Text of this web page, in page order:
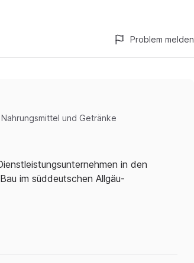
Problem melden
und Getränke
in den
im süddeutschen Allgäu-